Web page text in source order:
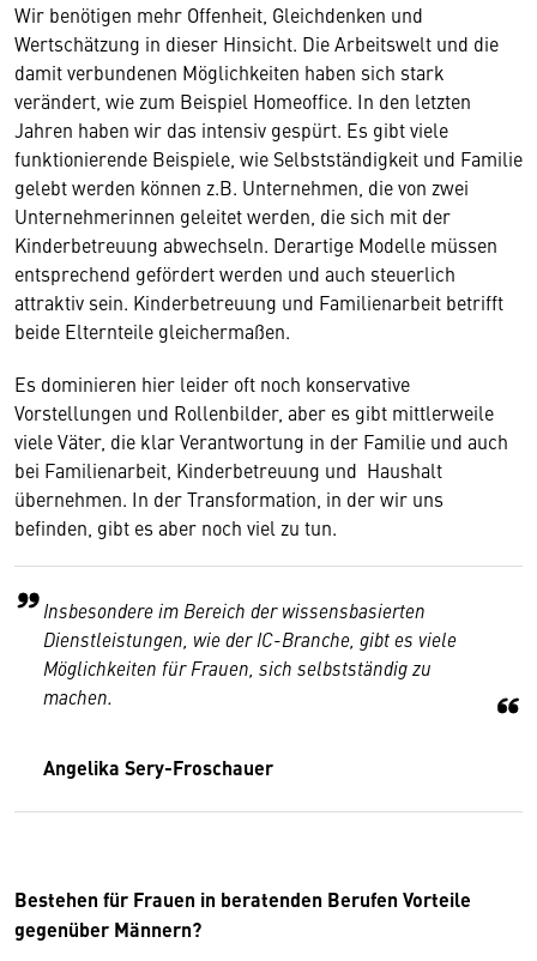
Wir benötigen mehr Offenheit, Gleichdenken und
Wertschätzung in dieser Hinsicht. Die Arbeitswelt und die
damit verbundenen Möglichkeiten haben sich stark
verändert, wie zum Beispiel Homeoffice. In den letzten
Jahren haben wir das intensiv gespürt. Es gibt viele
funktionierende Beispiele, wie Selbstständigkeit und Familie
gelebt werden können z.B. Unternehmen, die von zwei
Unternehmerinnen geleitet werden, die sich mit der
Kinderbetreuung abwechseln. Derartige Modelle müssen
entsprechend gefördert werden und auch steuerlich
attraktiv sein. Kinderbetreuung und Familienarbeit betrifft
beide Elternteile gleichermaßen.
Es dominieren hier leider oft noch konservative
Vorstellungen und Rollenbilder, aber es gibt mittlerweile
viele Väter, die klar Verantwortung in der Familie und auch
bei Familienarbeit, Kinderbetreuung und Haushalt
übernehmen. In der Transformation, in der wir uns
befinden, gibt es aber noch viel zu tun.
Insbesondere im Bereich der wissensbasierten
Dienstleistungen, wie der IC-Branche, gibt es viele
Möglichkeiten für Frauen, sich selbstständig zu
machen.
Angelika Sery-Froschauer
Bestehen für Frauen in beratenden Berufen Vorteile
gegenüber Männern?